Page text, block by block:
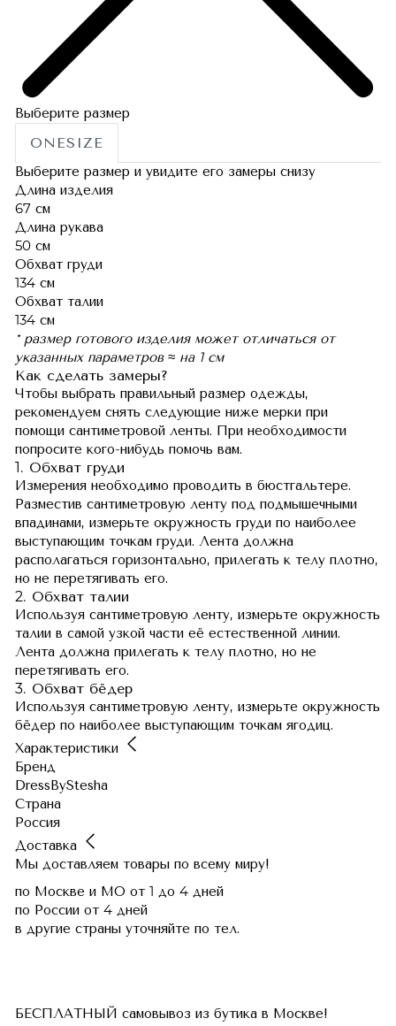
Выберите размер
ONESIZE
Выберите размер и увидите его замеры снизу
Длина изделия
67 см
Длина рукава
50 см
Обхват груди
134 см
Обхват талии
134 см
* размер готового изделия может отличаться от
указанных параметров ≈ на 1 см
Как сделать замеры?
Чтобы выбрать правильный размер одежды,
рекомендуем снять следующие ниже мерки при
помощи сантиметровой ленты. При необходимости
попросите кого-нибудь помочь вам.
1. Обхват груди
Измерения необходимо проводить в бюстгальтере.
Разместив сантиметровую ленту под подмышечными
впадинами, измерьте окружность груди по наиболее
выступающим точкам груди. Лента должна
располагаться горизонтально, прилегать к телу плотно,
но не перетягивать его.
2. Обхват талии
Используя сантиметровую ленту, измерьте окружность
талии в самой узкой части её естественной линии.
Лента должна прилегать к телу плотно, но не
перетягивать его.
3. Обхват бёдер
Используя сантиметровую ленту, измерьте окружность
бёдер по наиболее выступающим точкам ягодиц.
Характеристики
Бренд
DressByStesha
Страна
Россия
Доставка
Мы доставляем товары по всему миру!
по Москве и МО от 1 до 4 дней
по России от 4 дней
в другие страны уточняйте по тел.
БЕСПЛАТНЫЙ самовывоз из бутика в Москве!